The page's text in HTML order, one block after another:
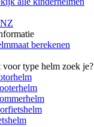
berekenen
voor type helm zoek je?